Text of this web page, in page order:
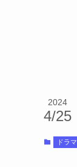
2024
4/25
ドラマ